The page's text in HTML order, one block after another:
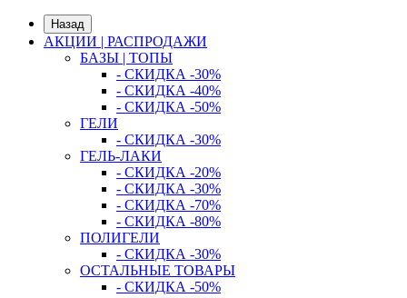
Назад
АКЦИИ | РАСПРОДАЖИ
БАЗЫ | ТОПЫ
- СКИДКА -30%
- СКИДКА -40%
- СКИДКА -50%
ГЕЛИ
- СКИДКА -30%
ГЕЛЬ-ЛАКИ
- СКИДКА -20%
- СКИДКА -30%
- СКИДКА -70%
- СКИДКА -80%
ПОЛИГЕЛИ
- СКИДКА -30%
ОСТАЛЬНЫЕ ТОВАРЫ
- СКИДКА -50%